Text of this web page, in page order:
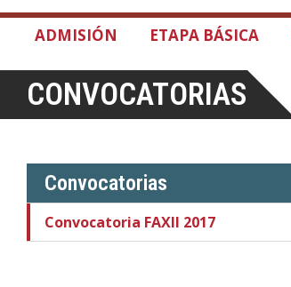
ADMISIÓN ETAPA BÁSICA
CONVOCATORIAS
Convocatorias
Convocatoria FAXII 2017